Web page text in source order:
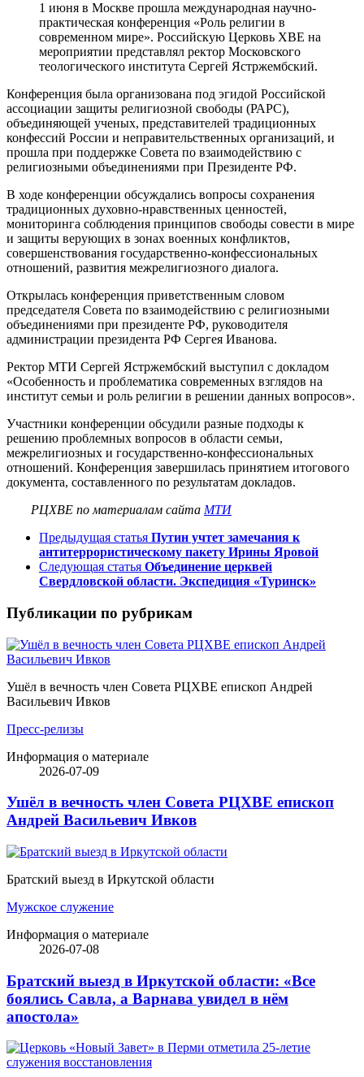
1 июня в Москве прошла международная научно-
практическая конференция «Роль религии в
современном мире». Российскую Церковь ХВЕ на
мероприятии представлял ректор Московского
теологического института Сергей Ястржембский.
Конференция была организована под эгидой Российской
ассоциации защиты религиозной свободы (РАРС),
объединяющей ученых, представителей традиционных
конфессий России и неправительственных организаций, и
прошла при поддержке Совета по взаимодействию с
религиозными объединениями при Президенте РФ.
В ходе конференции обсуждались вопросы сохранения
традиционных духовно-нравственных ценностей,
мониторинга соблюдения принципов свободы совести в мире
и защиты верующих в зонах военных конфликтов,
совершенствования государственно-конфессиональных
отношений, развития межрелигиозного диалога.
Открылась конференция приветственным словом
председателя Совета по взаимодействию с религиозными
объединениями при президенте РФ, руководителя
администрации президента РФ Сергея Иванова.
Ректор МТИ Сергей Ястржембский выступил с докладом
«Особенность и проблематика современных взглядов на
институт семьи и роль религии в решении данных вопросов».
Участники конференции обсудили разные подходы к
решению проблемных вопросов в области семьи,
межрелигиозных и государственно-конфессиональных
отношений. Конференция завершилась принятием итогового
документа, составленного по результатам докладов.
РЦХВЕ по материалам сайта МТИ
Предыдущая статья Путин учтет замечания к
антитеррористическому пакету Ирины Яровой
Следующая статья Объединение церквей
Свердловской области. Экспедиция «Туринск»
Публикации по рубрикам
Ушёл в вечность член Совета РЦХВЕ епископ Андрей
Васильевич Ивков
Пресс-релизы
Информация о материале
2026-07-09
Ушёл в вечность член Совета РЦХВЕ епископ
Андрей Васильевич Ивков
Братский выезд в Иркутской области
Мужское служение
Информация о материале
2026-07-08
Братский выезд в Иркутской области: «Все
боялись Савла, а Варнава увидел в нём
апостола»